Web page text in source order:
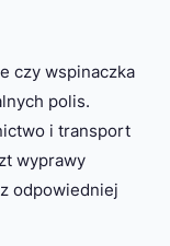
czy wspinaczka
polis.
i transport
wyprawy
odpowiedniej